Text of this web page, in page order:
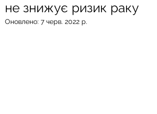
не знижує ризик раку
Оновлено: 7 черв. 2022 р.